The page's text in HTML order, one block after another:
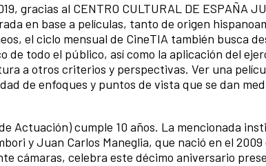
gracias al CENTRO CULTURAL DE ESPAÑA
en base a películas, tanto de origen
el ciclo mensual de CineTIA también busca
todo el público, así como la aplicación del
a otros criterios y perspectivas. Ver una
de enfoques y puntos de vista que se dan
Actuación) cumple 10 años. La mencionada
y Juan Carlos Maneglia, que nació en el 2009
cámaras, celebra este décimo aniversario